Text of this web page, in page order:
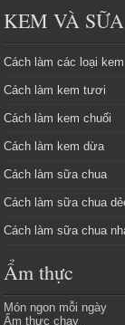
KEM VÀ
Cách làm các loại kem
Cách làm kem tươi
Cách làm kem chuối
Cách làm kem dừa
Cách làm sữa chua
Cách làm sữa chua
Cách làm sữa chua
Ẩm thực
Món ngon mỗi ngày
Ẩm thực chay